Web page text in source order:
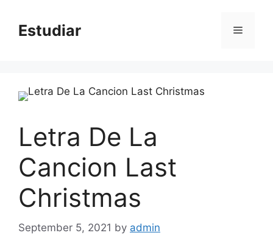
contentEstudiar Menu
Letra De La
Cancion Last
Christmas
September 5, 2021 by admin